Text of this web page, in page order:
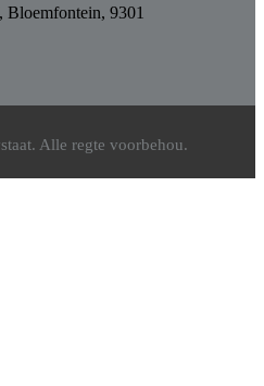
Bloemfontein, 9301
Alle regte voorbehou.